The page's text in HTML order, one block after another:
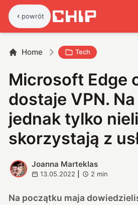
powrót
Home Tech
Microsoft Edge
dostaje VPN.
jednak tylko
skorzystają z
J
Joanna Marteklas
13.05.2022 2 min
Na początku maja